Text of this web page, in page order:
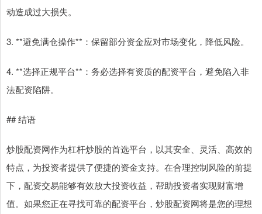
动造成过大损失。
3. **避免满仓操作**：保留部分资金应对市场变化，降低风险。
4. **选择正规平台**：务必选择有资质的配资平台，避免陷入非
法配资陷阱。
## 结语
炒股配资网作为杠杆炒股的首选平台，以其安全、灵活、高效的
特点，为投资者提供了便捷的资金支持。在合理控制风险的前提
下，配资交易能够有效放大投资收益，帮助投资者实现财富增
值。如果您正在寻找可靠的配资平台，炒股配资网将是您的理想